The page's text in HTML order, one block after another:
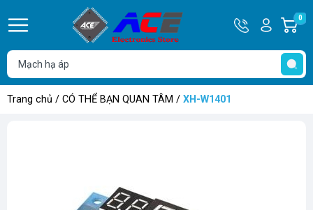
Hotline
0932
762514
Tài
khoản
Hello,
Khách
0
Trang chủ / CÓ THỂ BẠN QUAN TÂM / XH-W1401